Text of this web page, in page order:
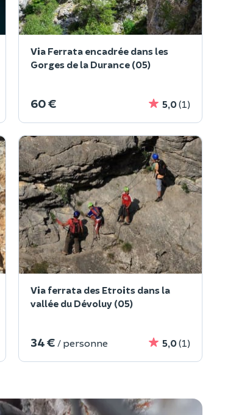
Via Ferrata encadrée dans les
Gorges de la Durance (05)
60 € 5,0(1)
Via ferrata des Etroits dans la
vallée du Dévoluy (05)
34 € / personne 5,0(1)